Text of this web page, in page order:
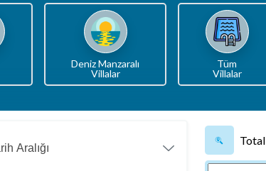
Deniz Manzaralı
Villalar
Tüm
Villalar
Aralığı
Total